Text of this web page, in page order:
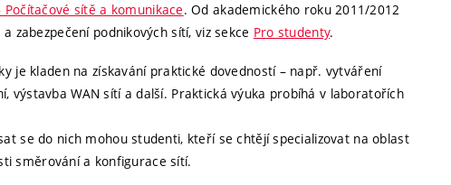
Počítačové sítě a komunikace. Od akademického roku 2011/2012
zabezpečení podnikových sítí, viz sekce Pro studenty.
je kladen na získavání praktické dovedností – např. vytváření
výstavba WAN sítí a další. Praktická výuka probíhá v laboratořích
se do nich mohou studenti, kteří se chtějí specializovat na oblast
směrování a konfigurace sítí.